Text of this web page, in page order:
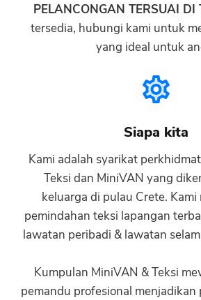
PELANCONGAN TERSUAI DI
tersedia, hubungi kami untuk
yang ideal untuk
Siapa kita
Kami adalah syarikat
Teksi dan MiniVAN yang
keluarga di pulau Crete.
pemindahan teksi lapangan
lawatan peribadi & lawatan
Kumpulan MiniVAN & Teksi
pemandu profesional menjadikan